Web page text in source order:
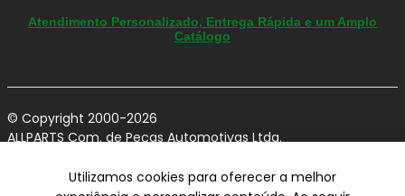
Atendimento Personalizado, Entrega Rápida e um Amplo
Catálogo
© Copyright 2000-2026
ALLPARTS Com. de Peças Automotivas Ltda.
Claudina - Vinhedo/SP - CEP 13284-480.
Utilizamos cookies para oferecer a melhor